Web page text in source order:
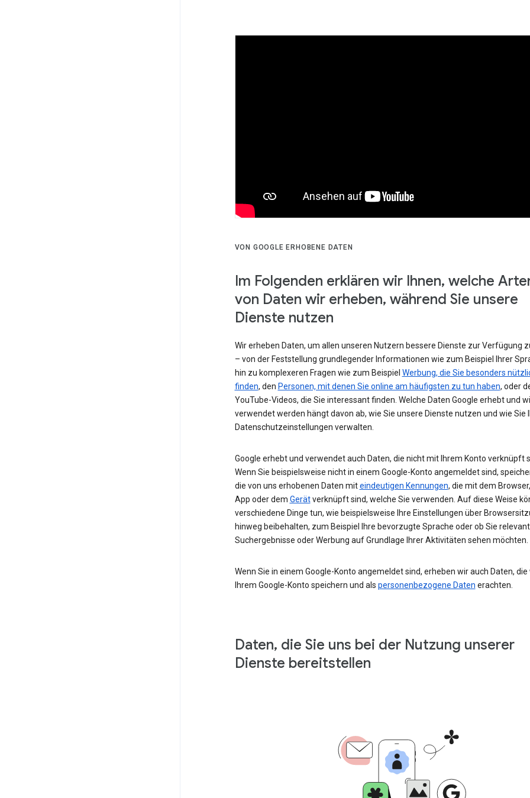
VON GOOGLE ERHOBENE DATEN
Im Folgenden erklären wir Ihnen, welche
von Daten wir erheben, während Sie unsere
Dienste nutzen
Wir erheben Daten, um allen unseren Nutzern bessere Dienste zur Verfügung
– von der Feststellung grundlegender Informationen wie zum Beispiel Ihrer
hin zu komplexeren Fragen wie zum Beispiel Werbung, die Sie besonders
finden, den Personen, mit denen Sie online am häufigsten zu tun haben, oder
YouTube-Videos, die Sie interessant finden. Welche Daten Google erhebt und
verwendet werden hängt davon ab, wie Sie unsere Dienste nutzen und wie Sie
Datenschutzeinstellungen verwalten.
Google erhebt und verwendet auch Daten, die nicht mit Ihrem Konto verknüpft
Wenn Sie beispielsweise nicht in einem Google-Konto angemeldet sind,
die von uns erhobenen Daten miteindeutigen Kennungen, die mit dem
App oder dem Gerätverknüpft sind, welche Sie verwenden. Auf diese Weise
verschiedene Dinge tun, wie beispielsweise Ihre Einstellungen über
hinweg beibehalten, zum Beispiel Ihre bevorzugte Sprache oder ob Sie
Suchergebnisse oder Werbung auf Grundlage Ihrer Aktivitäten sehen möchten.
Wenn Sie in einem Google-Konto angemeldet sind, erheben wir auch Daten, die
Ihrem Google-Konto speichern und als personenbezogene Daten erachten.
Daten, die Sie uns bei der Nutzung unserer
Dienste bereitstellen